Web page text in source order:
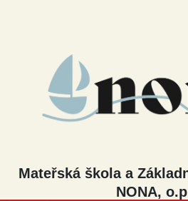
Mateřská škola a
NONA,